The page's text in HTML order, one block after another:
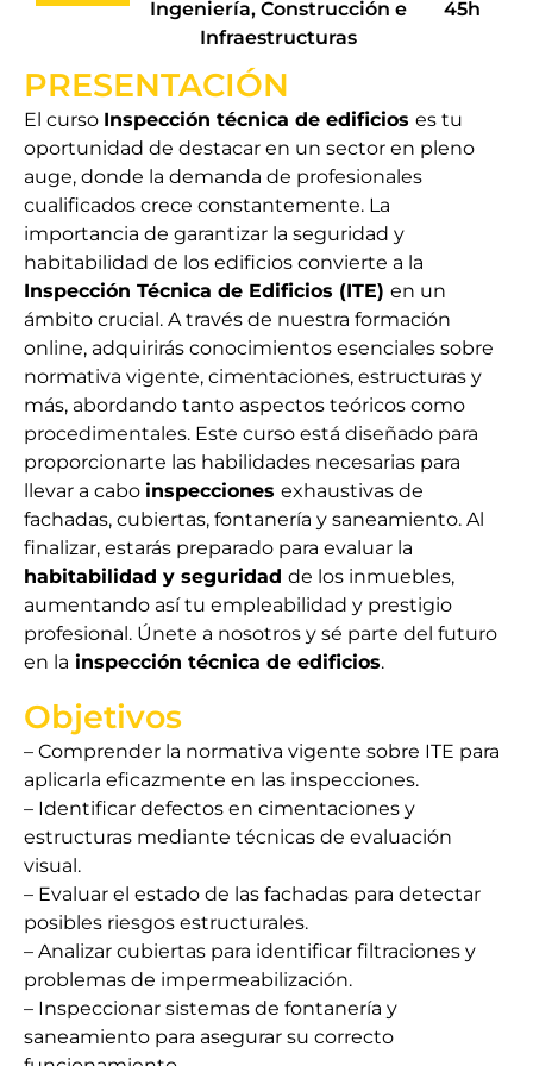
Ingeniería, Construcción e
Infraestructuras
45h
PRESENTACIÓN
El curso Inspección técnica de edificios es tu
oportunidad de destacar en un sector en pleno
auge, donde la demanda de profesionales
cualificados crece constantemente. La
importancia de garantizar la seguridad y
habitabilidad de los edificios convierte a la
Inspección Técnica de Edificios (ITE) en un
ámbito crucial. A través de nuestra formación
online, adquirirás conocimientos esenciales sobre
normativa vigente, cimentaciones, estructuras y
más, abordando tanto aspectos teóricos como
procedimentales. Este curso está diseñado para
proporcionarte las habilidades necesarias para
llevar a cabo inspecciones exhaustivas de
fachadas, cubiertas, fontanería y saneamiento. Al
finalizar, estarás preparado para evaluar la
habitabilidad y seguridad de los inmuebles,
aumentando así tu empleabilidad y prestigio
profesional. Únete a nosotros y sé parte del futuro
en la inspección técnica de edificios.
Objetivos
– Comprender la normativa vigente sobre ITE para
aplicarla eficazmente en las inspecciones.
– Identificar defectos en cimentaciones y
estructuras mediante técnicas de evaluación
visual.
– Evaluar el estado de las fachadas para detectar
posibles riesgos estructurales.
– Analizar cubiertas para identificar filtraciones y
problemas de impermeabilización.
– Inspeccionar sistemas de fontanería y
saneamiento para asegurar su correcto